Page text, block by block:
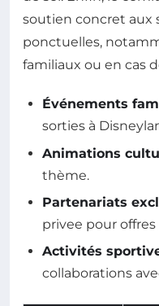
soutien concret aux
ponctuelles,
familiaux ou en cas
Événements
sorties à
Animations
thème.
Partenariats
privee pour
Activités
collaborations